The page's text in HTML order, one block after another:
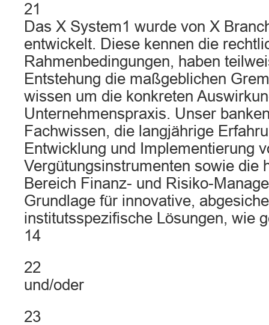
21
Das X System1 wurde von X
entwickelt. Diese kennen die
Rahmenbedingungen, haben
Entstehung die maßgeblichen
wissen um die konkreten
Unternehmenspraxis. Unser
Fachwissen, die langjährige
Entwicklung und Implementierung
Vergütungsinstrumenten sowie die
Bereich Finanz- und Risiko-
Grundlage für innovative,
institutsspezifische Lösungen, wie
14
22
und/oder
23